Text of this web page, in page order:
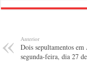
Anterior
Dois sepultamentos em
segunda-feira, dia 27